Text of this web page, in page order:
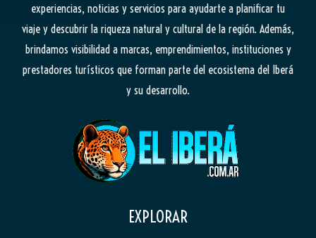
experiencias, noticias y servicios para ayudarte a planificar tu
viaje y descubrir la riqueza natural y cultural de la región. Además,
brindamos visibilidad a marcas, emprendimientos, instituciones y
prestadores turísticos que forman parte del ecosistema del Iberá
y su desarrollo.
EXPLORAR